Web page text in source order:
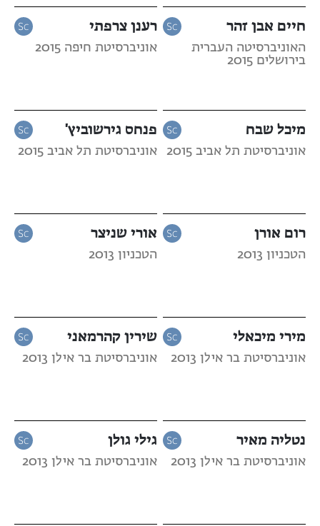
חיים אבן זהר
האוניברסיטה העברית
בירושלים 2015
רענן צרפתי
אוניברסיטת חיפה 2015
מיכל שבח
אוניברסיטת תל אביב 2015
פנחס גירשוביץ'
אוניברסיטת תל אביב 2015
רום אורן
הטכניון 2013
אורי שניצר
הטכניון 2013
מירי מיכאלי
אוניברסיטת בר אילן 2013
שירין קהרמאני
אוניברסיטת בר אילן 2013
נטליה מאיר
אוניברסיטת בר אילן 2013
גילי גולן
אוניברסיטת בר אילן 2013